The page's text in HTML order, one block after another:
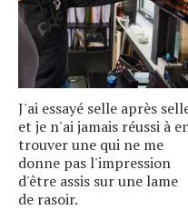
J'ai essayé selle après
et je n'ai jamais réussi à
trouver une qui ne me
donne pas l'impression
d'être assis sur une lame
de rasoir.